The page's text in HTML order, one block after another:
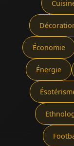
Économie
Énergie